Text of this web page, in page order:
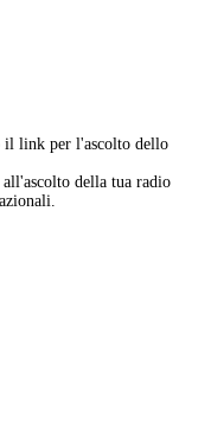
il link per l'ascolto dello
all'ascolto della tua radio